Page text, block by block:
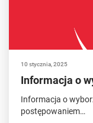
10 stycznia, 2025
Informacja o
Informacja o
postępowaniem…